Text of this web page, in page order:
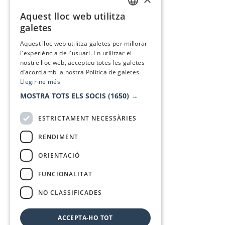
Aquest lloc web utilitza
galetes
Aquest lloc web utilitza galetes per millorar
l'experiència de l'usuari. En utilitzar el
nostre lloc web, accepteu totes les galetes
d’acord amb la nostra Política de galetes.
Llegir-ne més
MOSTRA TOTS ELS SOCIS (1650) →
ESTRICTAMENT NECESSÀRIES
RENDIMENT
ORIENTACIÓ
FUNCIONALITAT
NO CLASSIFICADES
ACCEPTA-HO TOT